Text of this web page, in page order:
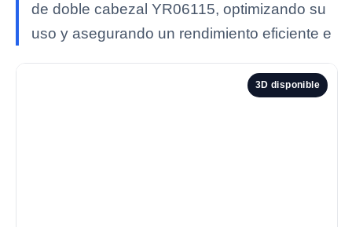
de doble cabezal YR06115, optimizando su
uso y asegurando un rendimiento eficiente e
3D disponible